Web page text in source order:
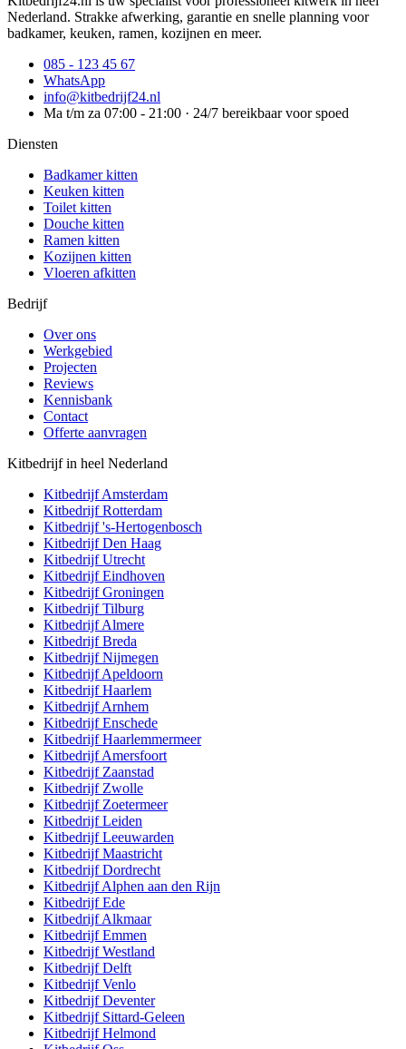
Nederland. Strakke afwerking, garantie en snelle planning voor
badkamer, keuken, ramen, kozijnen en meer.
085 - 123 45 67
WhatsApp
info@kitbedrijf24.nl
Ma t/m za 07:00 - 21:00 · 24/7 bereikbaar voor spoed
Diensten
Badkamer kitten
Keuken kitten
Toilet kitten
Douche kitten
Ramen kitten
Kozijnen kitten
Vloeren afkitten
Bedrijf
Over ons
Werkgebied
Projecten
Reviews
Kennisbank
Contact
Offerte aanvragen
Kitbedrijf in heel Nederland
KitbedrijfAmsterdam
KitbedrijfRotterdam
Kitbedrijf's-Hertogenbosch
KitbedrijfDen Haag
KitbedrijfUtrecht
KitbedrijfEindhoven
KitbedrijfGroningen
KitbedrijfTilburg
KitbedrijfAlmere
KitbedrijfBreda
KitbedrijfNijmegen
KitbedrijfApeldoorn
KitbedrijfHaarlem
KitbedrijfArnhem
KitbedrijfEnschede
KitbedrijfHaarlemmermeer
KitbedrijfAmersfoort
Kitbedrijf Zaanstad
Kitbedrijf Zwolle
Kitbedrijf Zoetermeer
KitbedrijfLeiden
KitbedrijfLeeuwarden
KitbedrijfMaastricht
KitbedrijfDordrecht
KitbedrijfAlphen aan den Rijn
KitbedrijfEde
KitbedrijfAlkmaar
KitbedrijfEmmen
KitbedrijfWestland
KitbedrijfDelft
KitbedrijfVenlo
KitbedrijfDeventer
Kitbedrijf Sittard-Geleen
KitbedrijfHelmond